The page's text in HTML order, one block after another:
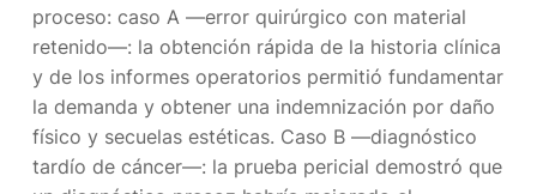
proceso: caso A —error quirúrgico con material
retenido—: la obtención rápida de la historia clínica
y de los informes operatorios permitió fundamentar
la demanda y obtener una indemnización por daño
físico y secuelas estéticas. Caso B —diagnóstico
tardío de cáncer—: la prueba pericial demostró que